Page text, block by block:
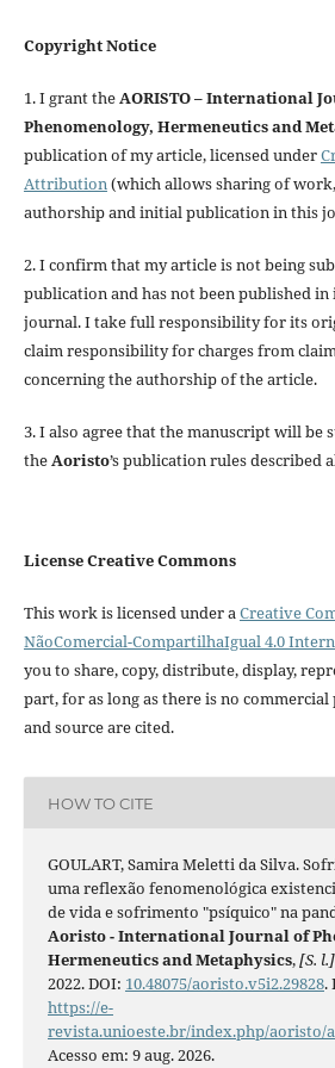
Copyright Notice
1. I grant theAORISTO – International
Phenomenology, Hermeneutics and
publication of my article, licensed under
Attribution(which allows sharing of
authorship and initial publication in this
2. I confirm that my article is not being
publication and has not been published
journal. I take full responsibility for its
claim responsibility for charges from
concerning the authorship of the article.
3. I also agree that the manuscript will be
theAoristo’s publication rules described
License Creative Commons
This work is licensed under aCreative
NãoComercial-CompartilhaIgual 4.0
you to share, copy, distribute, display,
part, for as long as there is no
and source are cited.
HOW TO CITE
GOULART, Samira Meletti da Silva.
uma reflexão fenomenológica
de vida e sofrimento "psíquico" na
Aoristo - International Journal of
Hermeneutics and Metaphysics,[S. l.]
2022. DOI: 10.48075/aoristo.v5i2.29828.
https://e-
revista.unioeste.br/index.php/aoristo/
Acesso em: 9 aug. 2026.